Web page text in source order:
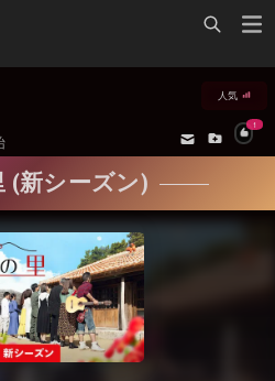
新着作品
オールジャンル
海外ドラマ・シリーズ
海外映画
国内TV番組・ドラマ
国内映画
了予定の作品
ラマ・ラインナップ
人気ランキング
全作品ラインナップ
配信作品カスタム検索
人気
1
(新シーズン)